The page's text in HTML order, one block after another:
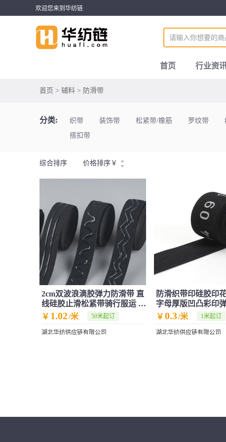
欢迎您来到华纺链
首页 行业资
首页 > 辅料 > 防滑带
分类: 织带 装饰带 松紧带/橡筋 罗纹带
搭扣带
综合排序 价格排序 ￥
2cm双波浪滴胶弹力防滑带 直
线硅胶止滑松紧带骑行服运 动
护具橡筋
￥ 1.02/米 50米起订
湖北华纺供应链有限公司
防滑织带印硅胶印
字母厚版凹凸彩印
带
￥ 0.3/米 1米起订
湖北华纺供应链有限公司